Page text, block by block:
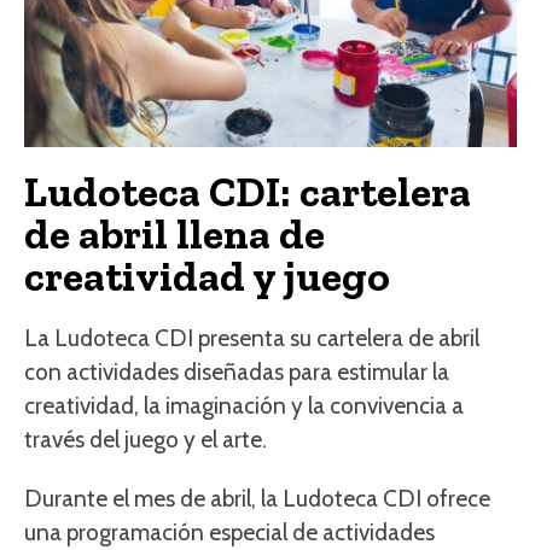
Ludoteca CDI: cartelera
de abril llena de
creatividad y juego
La Ludoteca CDI presenta su cartelera de abril
con actividades diseñadas para estimular la
creatividad, la imaginación y la convivencia a
través del juego y el arte.
Durante el mes de abril, la Ludoteca CDI ofrece
una programación especial de actividades